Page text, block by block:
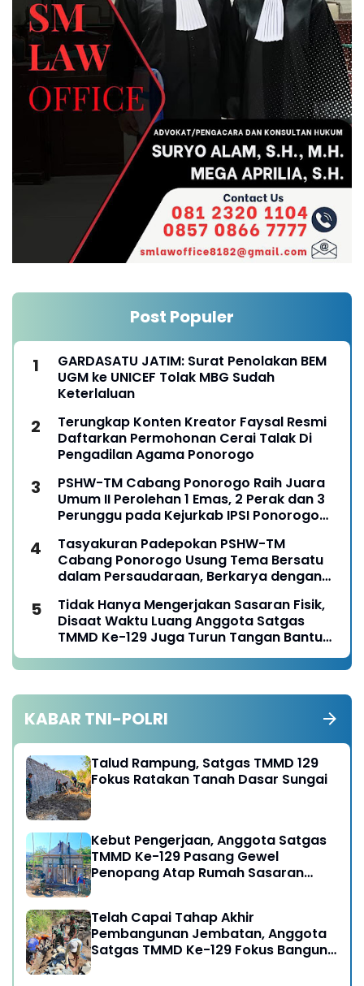
Post Populer
GARDASATU JATIM: Surat Penolakan BEM
UGM ke UNICEF Tolak MBG Sudah
Keterlaluan
Terungkap Konten Kreator Faysal Resmi
Daftarkan Permohonan Cerai Talak Di
Pengadilan Agama Ponorogo
PSHW-TM Cabang Ponorogo Raih Juara
Umum II Perolehan 1 Emas, 2 Perak dan 3
Perunggu pada Kejurkab IPSI Ponorogo
Tasyakuran Padepokan PSHW-TM
Cabang Ponorogo Usung Tema Bersatu
dalam Persaudaraan, Berkarya dengan
Tanggungjawab
Tidak Hanya Mengerjakan Sasaran Fisik,
Disaat Waktu Luang Anggota Satgas
TMMD Ke-129 Juga Turun Tangan Bantu
Warga Panen Jagung
KABAR TNI-POLRI
Talud Rampung, Satgas TMMD 129
Fokus Ratakan Tanah Dasar Sungai
Kebut Pengerjaan, Anggota Satgas
TMMD Ke-129 Pasang Gewel
Penopang Atap Rumah Sasaran
Telah Capai Tahap Akhir
Pembangunan Jembatan, Anggota
Satgas TMMD Ke-129 Fokus Bangun